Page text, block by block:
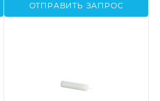
ОТПРАВИТЬ ЗАПРОС